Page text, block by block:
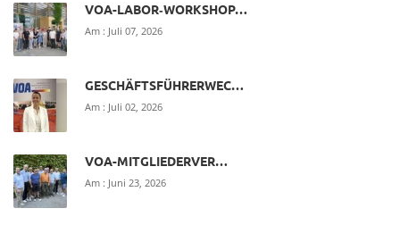
VOA-LABOR‑WORKSHOP…
Am : Juli 07, 2026
GESCHÄFTSFÜHRERWEC…
Am : Juli 02, 2026
VOA-MITGLIEDERVER…
Am : Juni 23, 2026